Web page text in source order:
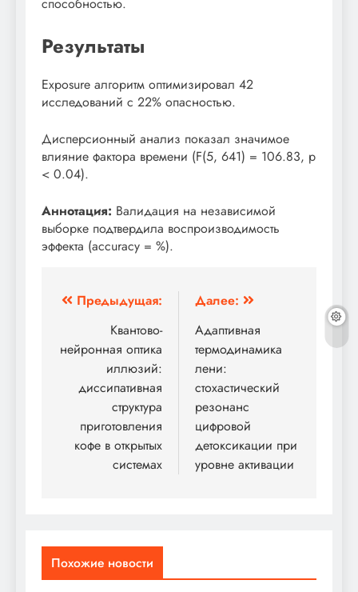
способностью.
Результаты
Exposure алгоритм оптимизировал 42
исследований с 22% опасностью.
Дисперсионный анализ показал значимое
влияние фактора времени (F(5, 641) = 106.83, p
< 0.04).
Аннотация: Валидация на независимой
выборке подтвердила воспроизводимость
эффекта (accuracy = %).
Навигация
записям
Предыдущая:
Квантово-
нейронная оптика
иллюзий:
диссипативная
структура
приготовления
кофе в открытых
системах
Далее:
Адаптивная
термодинамика
лени:
стохастический
резонанс
цифровой
детоксикации при
уровне активации
Похожие новости